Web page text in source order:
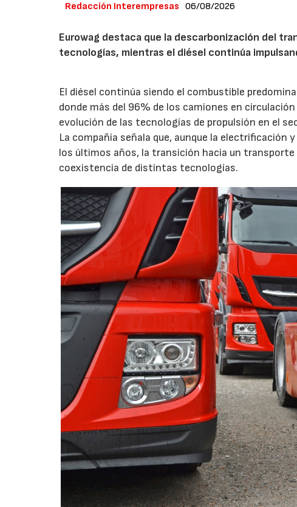
Redacción Interempresas 06/08/2026
Eurowag destaca que la descarbonización del
tecnologías, mientras el diésel continúa
El diésel continúa siendo el combustible
donde más del 96% de los camiones en
evolución de las tecnologías de propulsión en el
La compañía señala que, aunque la
los últimos años, la transición hacia un transporte
coexistencia de distintas tecnologías.